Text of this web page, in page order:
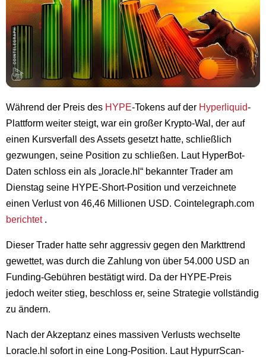
Während der Preis des HYPE-Tokens auf der Hyperliquid-
Plattform weiter steigt, war ein großer Krypto-Wal, der auf
einen Kursverfall des Assets gesetzt hatte, schließlich
gezwungen, seine Position zu schließen. Laut HyperBot-
Daten schloss ein als „loracle.hl“ bekannter Trader am
Dienstag seine HYPE-Short-Position und verzeichnete
einen Verlust von 46,46 Millionen USD. Cointelegraph.com
berichtet.
Dieser Trader hatte sehr aggressiv gegen den Markttrend
gewettet, was durch die Zahlung von über 54.000 USD an
Funding-Gebühren bestätigt wird. Da der HYPE-Preis
jedoch weiter stieg, beschloss er, seine Strategie vollständig
zu ändern.
Nach der Akzeptanz eines massiven Verlusts wechselte
Loracle.hl sofort in eine Long-Position. Laut HypurrScan-